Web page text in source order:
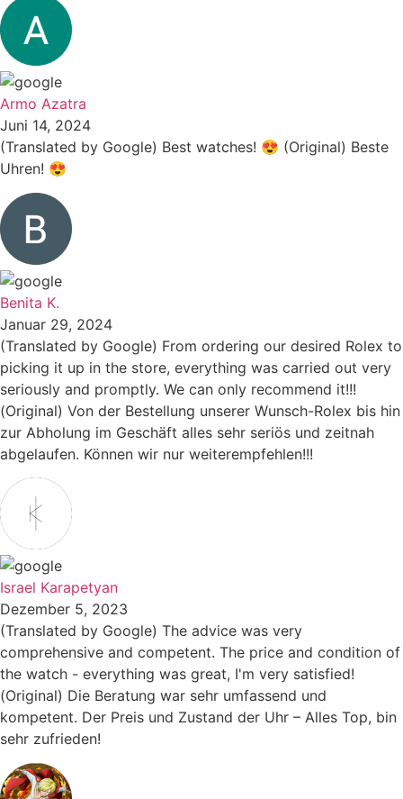
Armo Azatra
Juni 14, 2024
(Translated by Google) Best watches! 😍 (Original) Beste
Uhren! 😍
Benita K.
Januar 29, 2024
(Translated by Google) From ordering our desired Rolex to
picking it up in the store, everything was carried out very
seriously and promptly. We can only recommend it!!!
(Original) Von der Bestellung unserer Wunsch-Rolex bis hin
zur Abholung im Geschäft alles sehr seriös und zeitnah
abgelaufen. Können wir nur weiterempfehlen!!!
Israel Karapetyan
Dezember 5, 2023
(Translated by Google) The advice was very
comprehensive and competent. The price and condition of
the watch - everything was great, I'm very satisfied!
(Original) Die Beratung war sehr umfassend und
kompetent. Der Preis und Zustand der Uhr – Alles Top, bin
sehr zufrieden!